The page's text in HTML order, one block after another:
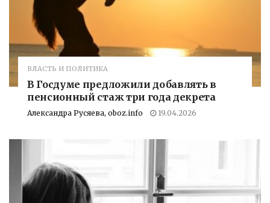
ВЛАСТЬ И ПОЛИТИКА
В Госдуме предложили добавлять в
пенсионный стаж три года декрета
Александра Русяева, oboz.info 19.04.2026